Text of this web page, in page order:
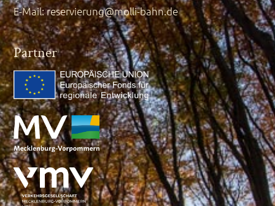
E-Mail:reservierung@molli-bahn.de
Partner